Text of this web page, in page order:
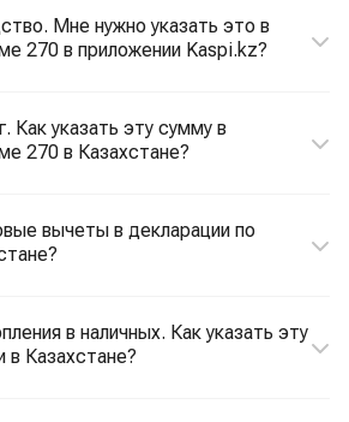
Мне нужно указать это в
270 в приложении Kaspi.kz?
Как указать эту сумму в
270 в Казахстане?
вычеты в декларации по
в наличных. Как указать эту
в Казахстане?